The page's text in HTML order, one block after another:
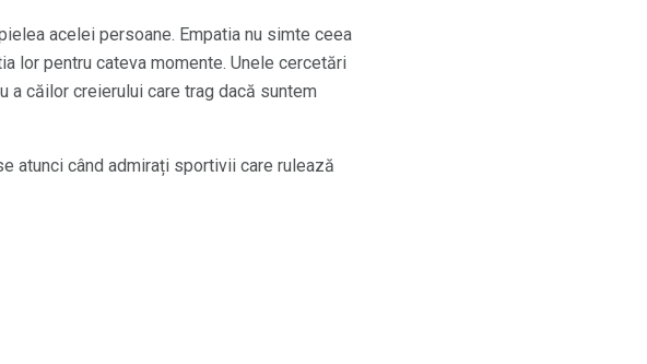
acelei persoane. Empatia nu simte ceea
lor pentru cateva momente. Unele cercetări
a căilor creierului care trag dacă suntem
atunci când admirați sportivii care rulează